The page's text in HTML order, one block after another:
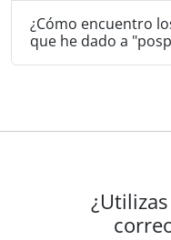
¿Cómo encuentro
que he dado a